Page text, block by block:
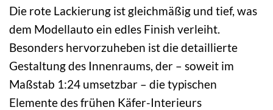
Die rote Lackierung ist gleichmäßig und tief, was
dem Modellauto ein edles Finish verleiht.
Besonders hervorzuheben ist die detaillierte
Gestaltung des Innenraums, der – soweit im
Maßstab 1:24 umsetzbar – die typischen
Elemente des frühen Käfer-Interieurs